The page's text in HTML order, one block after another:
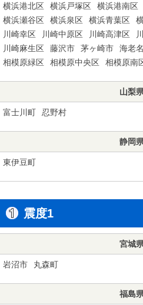
横浜港北区
横浜戸塚区 横浜港南区
横浜瀬谷区
横浜泉区 横浜青葉区
川崎幸区
川崎中原区 川崎高津区
川崎麻生区
藤沢市 茅ヶ崎市 海老
相模原緑区
相模原中央区 相模原南
山梨
富士川町 忍野村
静岡
東伊豆町
震度1
宮城
岩沼市 丸森町
福島